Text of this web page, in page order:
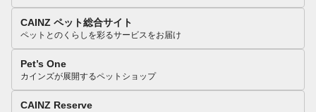
CAINZ ペット総合サイト
ペットとのくらしを彩るサービスをお届け
Pet’s One
カインズが展開するペットショップ
CAINZ Reserve